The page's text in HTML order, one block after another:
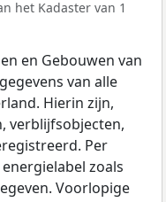
het Kadaster van 1
en Gebouwen van
van alle
Hierin zijn,
verblijfsobjecten,
Per
zoals
Voorlopige